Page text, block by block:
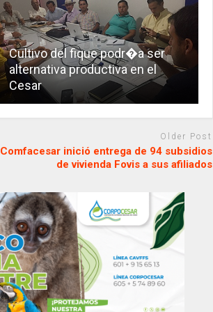
Cultivo del fique podr�a ser
alternativa productiva en el
Cesar
Older Post
Comfacesar inició entrega de 94 subsidios
de vivienda Fovis a sus afiliados